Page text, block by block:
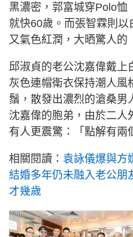
黑濃密，郭富城穿Polo恤
就快60歲。而張智霖則
又氣色紅潤，大晒驚人的
邱淑貞的老公沈嘉偉戴上
灰色連帽衛衣保持潮人風
鬚，散發出濃烈的滄桑男
沈嘉偉的胞弟，由於二人
有人更震驚：「點解有兩
相關閱讀： 袁詠儀爆與方
結婚多年仍未融入老公朋
才幾歲